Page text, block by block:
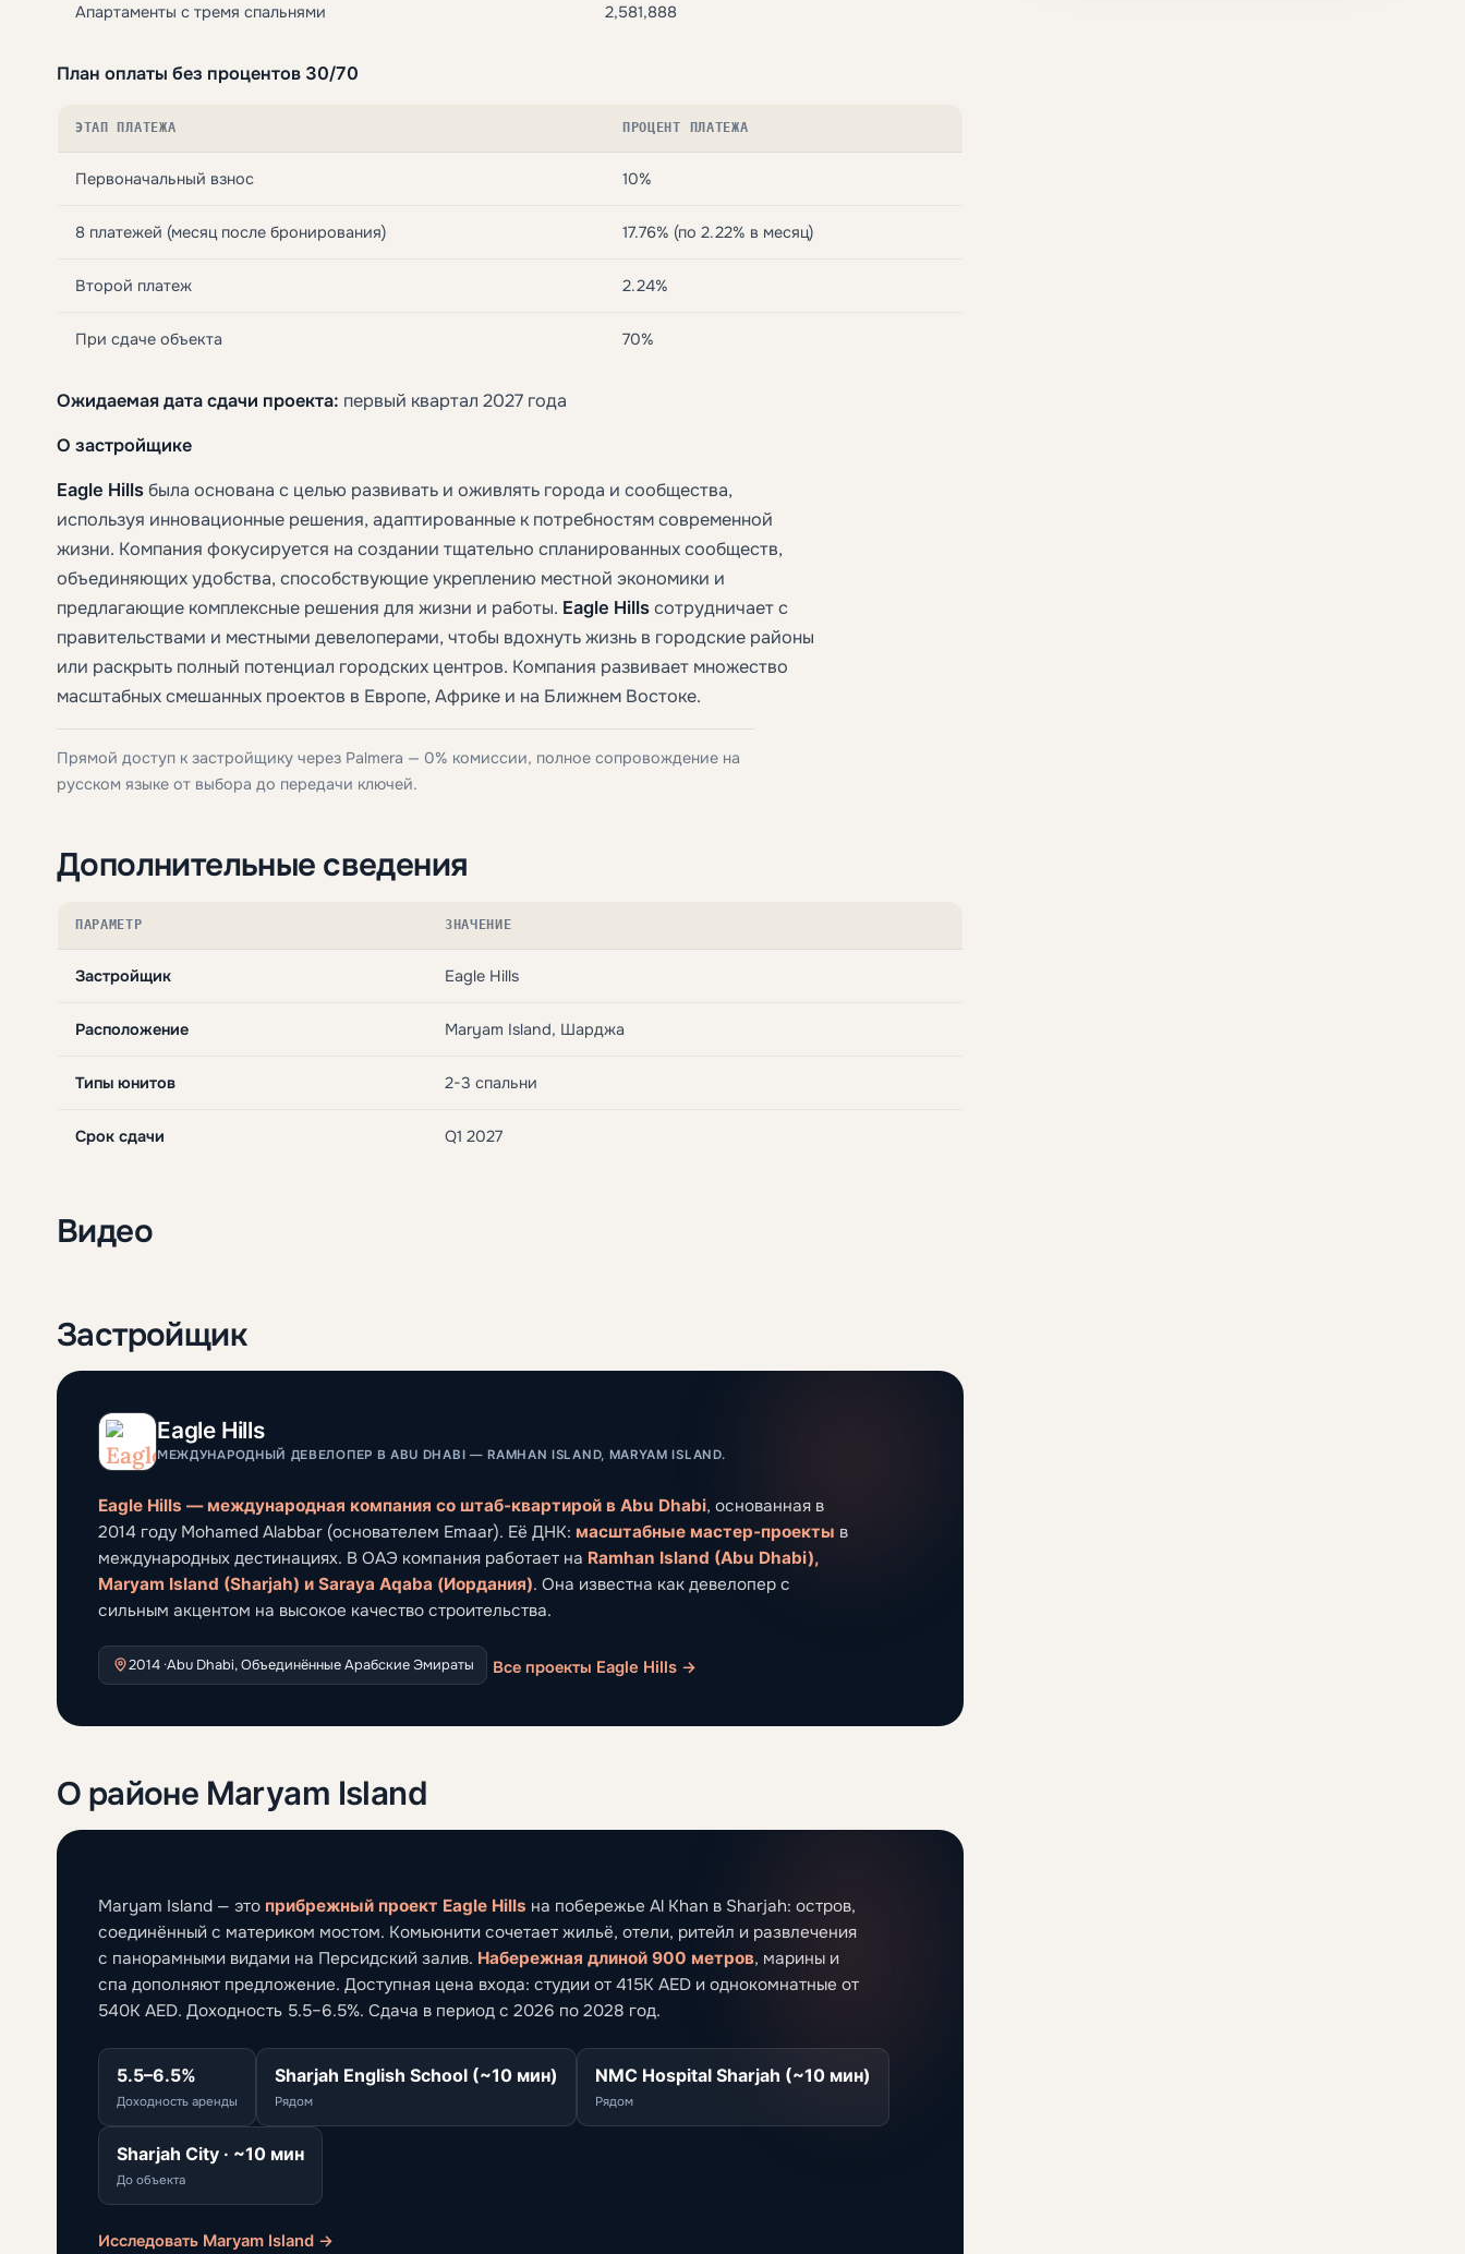
Апартаменты с тремя спальнями 2,581,888
План оплаты без процентов 30/70
ЭТАП ПЛАТЕЖА ПРОЦЕНТ ПЛАТЕЖА
Первоначальный взнос 10%
8 платежей (месяц после бронирования) 17.76% (по 2.22% в месяц)
Второй платеж 2.24%
При сдаче объекта 70%
Ожидаемая дата сдачи проекта: первый квартал 2027 года
О застройщике
Eagle Hills была основана с целью развивать и оживлять города и сообщества,
используя инновационные решения, адаптированные к потребностям современной
жизни. Компания фокусируется на создании тщательно спланированных сообществ,
объединяющих удобства, способствующие укреплению местной экономики и
предлагающие комплексные решения для жизни и работы. Eagle Hills сотрудничает с
правительствами и местными девелоперами, чтобы вдохнуть жизнь в городские районы
или раскрыть полный потенциал городских центров. Компания развивает множество
масштабных смешанных проектов в Европе, Африке и на Ближнем Востоке.
Прямой доступ к застройщику через Palmera — 0% комиссии, полное сопровождение на
русском языке от выбора до передачи ключей.
Дополнительные сведения
ПАРАМЕТР ЗНАЧЕНИЕ
Застройщик Eagle Hills
Расположение Maryam Island, Шарджа
Типы юнитов 2-3 спальни
Срок сдачи Q1 2027
Видео
Застройщик
Eagle Hills
МЕЖДУНАРОДНЫЙ ДЕВЕЛОПЕР В ABU DHABI — RAMHAN ISLAND, MARYAM ISLAND.
Eagle Hills — международная компания со штаб-квартирой в Abu Dhabi, основанная в
2014 году Mohamed Alabbar (основателем Emaar). Её ДНК: масштабные мастер-проекты в
международных дестинациях. В ОАЭ компания работает на Ramhan Island (Abu Dhabi),
Maryam Island (Sharjah) и Saraya Aqaba (Иордания). Она известна как девелопер с
сильным акцентом на высокое качество строительства.
2014 ·Abu Dhabi, Объединённые Арабские Эмираты Все проекты Eagle Hills →
О районе Maryam Island
Maryam Island — это прибрежный проект Eagle Hills на побережье Al Khan в Sharjah: остров,
соединённый с материком мостом. Комьюнити сочетает жильё, отели, ритейл и развлечения
с панорамными видами на Персидский залив. Набережная длиной 900 метров, марины и
спа дополняют предложение. Доступная цена входа: студии от 415K AED и однокомнатные от
540K AED. Доходность 5.5–6.5%. Сдача в период с 2026 по 2028 год.
5.5–6.5%
Доходность аренды
Sharjah English School (~10 мин)
Рядом
NMC Hospital Sharjah (~10 мин)
Рядом
Sharjah City · ~10 мин
До объекта
Исследовать Maryam Island →